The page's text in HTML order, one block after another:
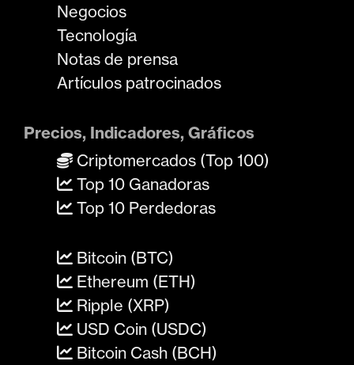
Negocios
Tecnología
Notas de prensa
Artículos patrocinados
Precios, Indicadores, Gráficos
Criptomercados (Top 100)
Top 10 Ganadoras
Top 10 Perdedoras
Bitcoin (BTC)
Ethereum (ETH)
Ripple (XRP)
USD Coin (USDC)
Bitcoin Cash (BCH)